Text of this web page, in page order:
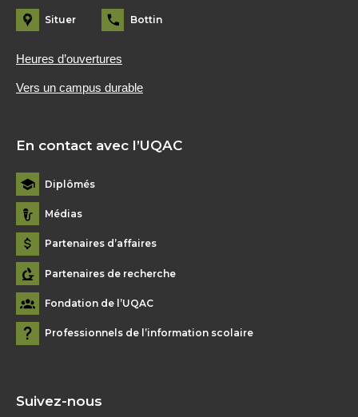
Situer Bottin
Heures d’ouvertures
Vers un campus durable
En contact avec l’UQAC
Diplômés
Médias
Partenaires d’affaires
Partenaires de recherche
Fondation de l’UQAC
Professionnels de l’information scolaire
Suivez-nous